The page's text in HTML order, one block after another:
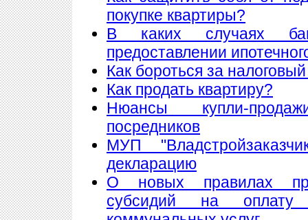
покупке квартиры?
В каких случаях
предоставлении
Как бороться за
Как продать квартиру?
Нюансы купли-
посредников
МУП
декларацию
О новых правилах
субсидий на